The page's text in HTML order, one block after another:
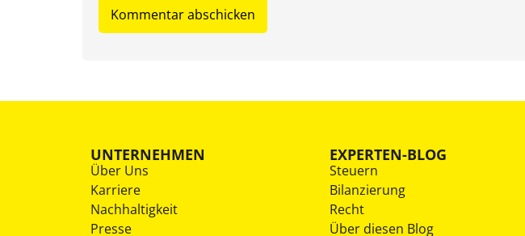
UNTERNEHMEN
Über Uns
Karriere
Nachhaltigkeit
Presse
EXPERTEN-BLOG
Steuern
Bilanzierung
Recht
Über diesen Blog